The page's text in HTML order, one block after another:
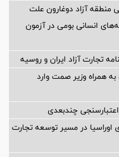
منطقه آزاد دوغارون علت
انسانی بومی در آزمون
تجارت آزاد ایران و روسیه
همراه وزیر صمت وارد
چندبعدی
اوراسیا در مسیر توسعه تجارت